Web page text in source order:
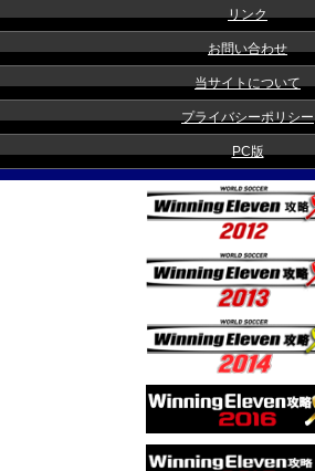
リンク
お問い合わせ
当サイトについて
プライバシーポリシー
PC版